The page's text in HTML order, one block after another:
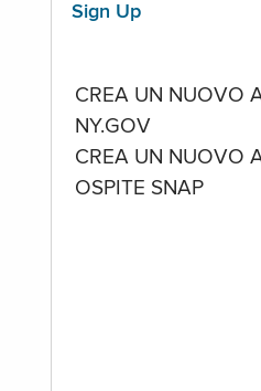
Sign Up
CREA UN NUOVO
NY.GOV
CREA UN NUOVO
OSPITE SNAP